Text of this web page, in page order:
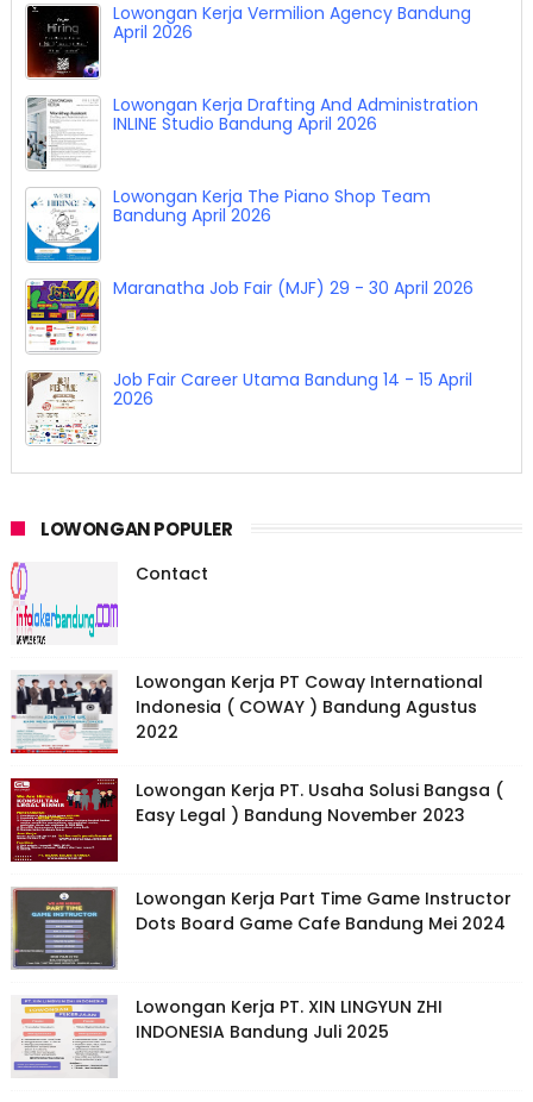
Lowongan Kerja Vermilion Agency Bandung
April 2026
Lowongan Kerja Drafting And Administration
INLINE Studio Bandung April 2026
Lowongan Kerja The Piano Shop Team
Bandung April 2026
Maranatha Job Fair (MJF) 29 - 30 April 2026
Job Fair Career Utama Bandung 14 - 15 April
2026
LOWONGAN POPULER
Contact
Lowongan Kerja PT Coway International
Indonesia ( COWAY ) Bandung Agustus
2022
Lowongan Kerja PT. Usaha Solusi Bangsa (
Easy Legal ) Bandung November 2023
Lowongan Kerja Part Time Game Instructor
Dots Board Game Cafe Bandung Mei 2024
Lowongan Kerja PT. XIN LINGYUN ZHI
INDONESIA Bandung Juli 2025